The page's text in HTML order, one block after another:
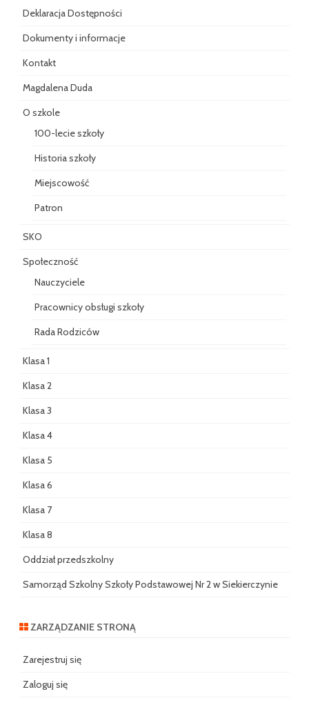
Deklaracja Dostępności
Dokumenty i informacje
Kontakt
Magdalena Duda
O szkole
100-lecie szkoły
Historia szkoły
Miejscowość
Patron
SKO
Społeczność
Nauczyciele
Pracownicy obsługi szkoły
Rada Rodziców
Klasa 1
Klasa 2
Klasa 3
Klasa 4
Klasa 5
Klasa 6
Klasa 7
Klasa 8
Oddział przedszkolny
Samorząd Szkolny Szkoły Podstawowej Nr 2 w Siekierczynie
ZARZĄDZANIE STRONĄ
Zarejestruj się
Zaloguj się